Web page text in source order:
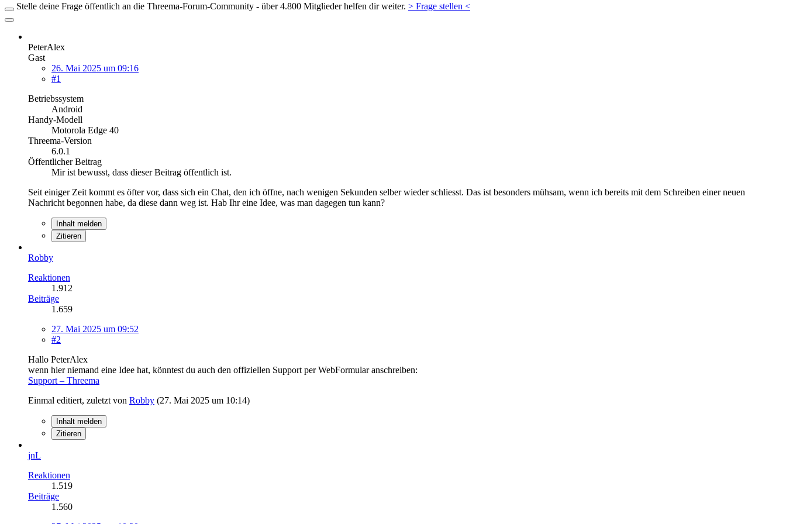
Stelle deine Frage öffentlich an die Threema-Forum-Community - über 4.800 Mitglieder helfen dir weiter. > Frage stellen <
PeterAlex
Gast
26. Mai 2025 um 09:16
#1
Betriebssystem
Android
Handy-Modell
Motorola Edge 40
Threema-Version
6.0.1
Öffentlicher Beitrag
Mir ist bewusst, dass dieser Beitrag öffentlich ist.
Seit einiger Zeit kommt es öfter vor, dass sich ein Chat, den ich öffne, nach wenigen Sekunden selber wieder schliesst. Das ist besonders mühsam, wenn ich bereits mit dem Schreiben einer neuen
Nachricht begonnen habe, da diese dann weg ist. Hab Ihr eine Idee, was man dagegen tun kann?
Inhalt melden
Zitieren
Robby
Reaktionen
1.912
Beiträge
1.659
27. Mai 2025 um 09:52
#2
Hallo PeterAlex
wenn hier niemand eine Idee hat, könntest du auch den offiziellen Support per WebFormular anschreiben:
Support – Threema
Einmal editiert, zuletzt von Robby (27. Mai 2025 um 10:14)
Inhalt melden
Zitieren
jnL
Reaktionen
1.519
Beiträge
1.560